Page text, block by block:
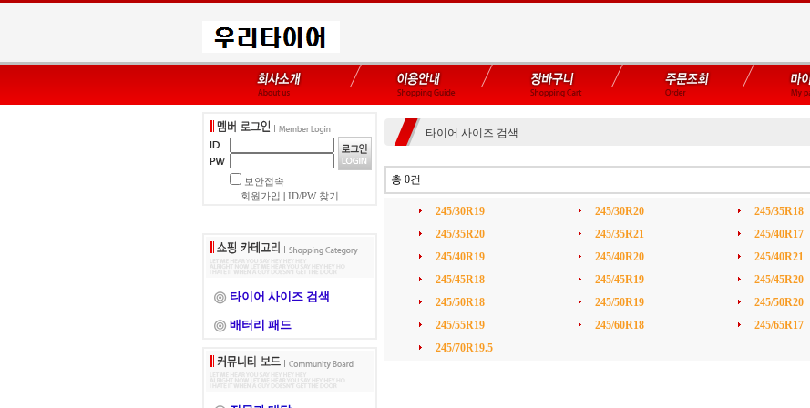
보안접속
회원가입
ID/PW 찾기
타이어 사이즈 검색
배터리 패드
타이어 사이즈 검색
총 0건
245/30R19 245/30R20 245/35R18
245/35R20
245/35R21 245/40R17
245/40R19
245/40R20 245/40R21
245/45R18
245/45R19 245/45R20
245/50R18
245/50R19 245/50R20
245/55R19
245/60R18 245/65R17
245/70R19.5